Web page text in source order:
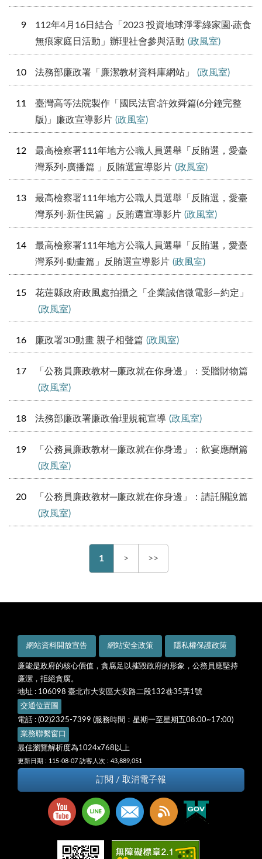
9
112年4月16日結合「2023 投資地球淨零綠家園·蔬食
無痕家庭日活動」辦理社會參與活動 (政風室)
10 ​法務部廉政署「廉潔教材資料庫網站」 (政風室)
11
臺灣高等法院製作「國民法官:許效舜篇(6分鐘完整
版)」廉政宣導影片 (政風室)
12
最高檢察署111年地方公職人員選舉「反賄選，愛臺
灣系列-廣播篇 」反賄選宣導影片 (政風室)
13
最高檢察署111年地方公職人員選舉「反賄選，愛臺
灣系列-新住民篇 」反賄選宣導影片 (政風室)
14
最高檢察署111年地方公職人員選舉「反賄選，愛臺
灣系列-動畫篇」反賄選宣導影片 (政風室)
15
花蓮縣政府政風處拍攝之「企業誠信微電影—約定」
(政風室)
16 廉政署3D動畫 親子相聲篇 (政風室)
17
「公務員廉政教材─廉政就在你身邊」：受贈財物篇
(政風室)
18 法務部廉政署廉政倫理規範宣導 (政風室)
19
「公務員廉政教材─廉政就在你身邊」：飲宴應酬篇
(政風室)
20
「公務員廉政教材─廉政就在你身邊」：請託關說篇
(政風室)
1 > >>
網站資料開放宣告 網站安全政策 隱私權保護政策
廉能是政府的核心價值，貪腐足以摧毀政府的形象，公務員應堅持
廉潔，拒絕貪腐。
地址 : 106098 臺北市大安區大安路二段132巷35弄1號
交通位置圖
電話 : (02)2325-7399 (服務時間：星期一至星期五08:00~17:00)
業務聯繫窗口
最佳瀏覽解析度為1024x768以上
更新日期 : 115-08-07 訪客人次 : 43,889,051
訂閱 / 取消電子報